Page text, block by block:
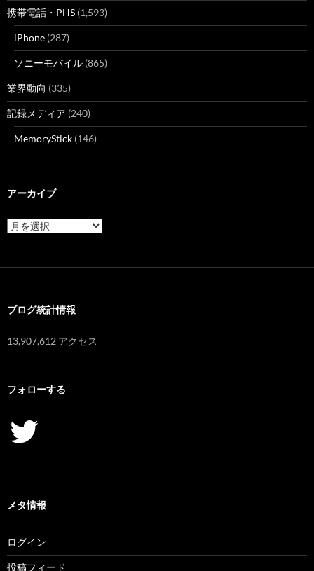
携帯電話・PHS (1,593)
iPhone (287)
ソニーモバイル (865)
業界動向 (335)
記録メディア (240)
MemoryStick (146)
アーカイブ
ア
ー
ブログ統計情報
13,907,612 アクセス
フォローする
Twitter
メタ情報
ログイン
投稿フィード